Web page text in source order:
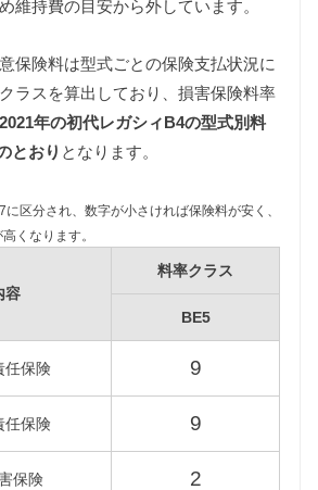
量によって異なりますが、初代レガ
BE5のみですので、課税クラスもひ
ィB4はすべての年式で新車登録後
ていますので、環境負荷の観点か
増額され45,400円となります。
量によって異なります。
はグレードにより1000〜1500kgと
課税クラスが混在していますが、維
の課税クラスに該当するグレー
しています。
していますので、環境負荷の観点か
維持費の目安から外しています。
保険料は型式ごとの保険支払状況に
ラスを算出しており、損害保険料率
2021年の初代レガシィB4の型式別料
とおり となります。
区分され、数字が小さければ保険料が安く、
くなります。
容
料率クラス
BE5
任保険 9
任保険 9
保険 2